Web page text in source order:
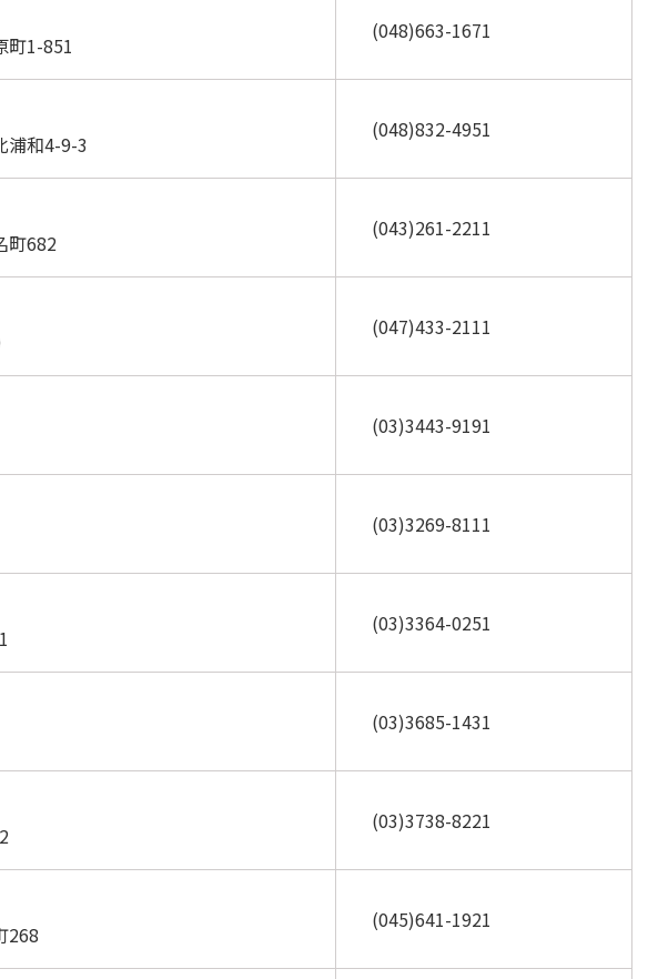
町1-851
(048)663-1671
浦和4-9-3
(048)832-4951
町682
(043)261-2211
(047)433-2111
(03)3443-9191
(03)3269-8111
(03)3364-0251
(03)3685-1431
(03)3738-8221
268
(045)641-1921